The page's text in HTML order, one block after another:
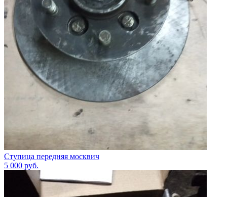
Ступица передняя москвич
5 000 руб.